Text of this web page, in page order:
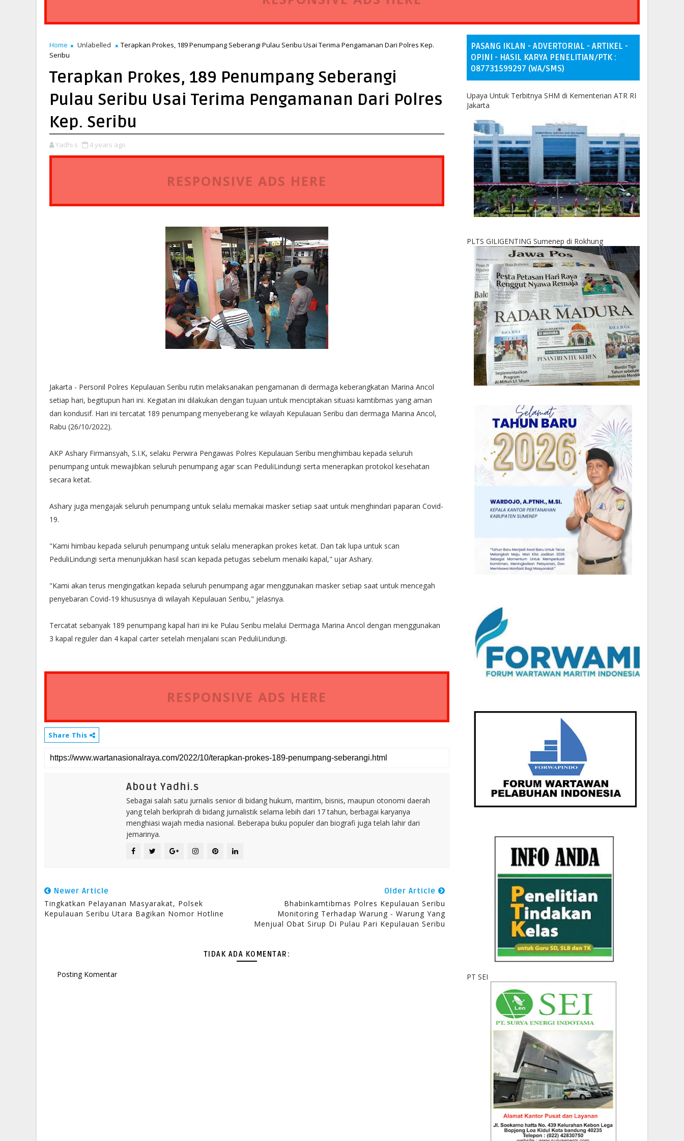
Home Unlabelled
Terapkan Prokes, 189 Penumpang Seberangi Pulau Seribu Usai Terima Pengamanan Dari Polres Kep.
Seribu
Terapkan Prokes, 189 Penumpang Seberangi
Pulau Seribu Usai Terima Pengamanan Dari Polres
Kep. Seribu
Yadhi.s 4 years ago
RESPONSIVE ADS HERE
Jakarta - Personil Polres Kepulauan Seribu rutin melaksanakan pengamanan di dermaga keberangkatan Marina Ancol
setiap hari, begitupun hari ini. Kegiatan ini dilakukan dengan tujuan untuk menciptakan situasi kamtibmas yang aman
dan kondusif. Hari ini tercatat 189 penumpang menyeberang ke wilayah Kepulauan Seribu dari dermaga Marina Ancol,
Rabu (26/10/2022).
AKP Ashary Firmansyah, S.I.K, selaku Perwira Pengawas Polres Kepulauan Seribu menghimbau kepada seluruh
penumpang untuk mewajibkan seluruh penumpang agar scan PeduliLindungi serta menerapkan protokol kesehatan
secara ketat.
Ashary juga mengajak seluruh penumpang untuk selalu memakai masker setiap saat untuk menghindari paparan Covid-
19.
"Kami himbau kepada seluruh penumpang untuk selalu menerapkan prokes ketat. Dan tak lupa untuk scan
PeduliLindungi serta menunjukkan hasil scan kepada petugas sebelum menaiki kapal," ujar Ashary.
"Kami akan terus mengingatkan kepada seluruh penumpang agar menggunakan masker setiap saat untuk mencegah
penyebaran Covid-19 khususnya di wilayah Kepulauan Seribu," jelasnya.
Tercatat sebanyak 189 penumpang kapal hari ini ke Pulau Seribu melalui Dermaga Marina Ancol dengan menggunakan
3 kapal reguler dan 4 kapal carter setelah menjalani scan PeduliLindungi.
RESPONSIVE ADS HERE
Share This
About Yadhi.s
Sebagai salah satu jurnalis senior di bidang hukum, maritim, bisnis, maupun otonomi daerah
yang telah berkiprah di bidang jurnalistik selama lebih dari 17 tahun, berbagai karyanya
menghiasi wajah media nasional. Beberapa buku populer dan biografi juga telah lahir dari
jemarinya.
Newer Article
Tingkatkan Pelayanan Masyarakat, Polsek
Kepulauan Seribu Utara Bagikan Nomor Hotline
Older Article
Bhabinkamtibmas Polres Kepulauan Seribu
Monitoring Terhadap Warung - Warung Yang
Menjual Obat Sirup Di Pulau Pari Kepulauan Seribu
TIDAK ADA KOMENTAR:
Posting Komentar
PASANG IKLAN - ADVERTORIAL - ARTIKEL -
OPINI - HASIL KARYA PENELITIAN/PTK :
087731599297 (WA/SMS)
Upaya Untuk Terbitnya SHM di Kementerian ATR RI
Jakarta
PLTS GILIGENTING Sumenep di Rokhung
PT SEI